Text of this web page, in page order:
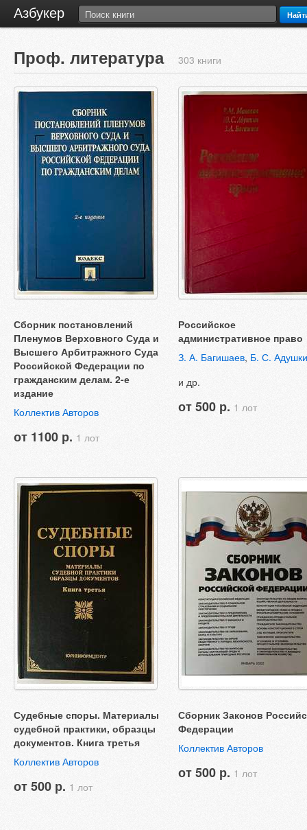
Азбукер
Проф. литература 303 книги
Сборник постановлений
Пленумов Верховного Суда и
Высшего Арбитражного Суда
Российской Федерации по
гражданским делам. 2-е
издание
Коллектив Авторов
от 1100 р. 1 лот
Российское
административное право
З. А. Багишаев, Б. С.
и др.
от 500 р. 1 лот
Судебные споры. Материалы
судебной практики, образцы
документов. Книга третья
Коллектив Авторов
от 500 р. 1 лот
Сборник Законов
Федерации
Коллектив Авторов
от 500 р. 1 лот